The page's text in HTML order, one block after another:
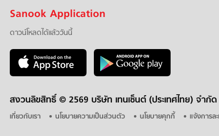
Sanook Application
ดาวน์โหลดได้แล้ววันนี้
สงวนลิขสิทธิ์ © 2569 บริษัท เทนเซ็นต์ (ประเทศไทย) จำกัด
เกี่ยวกับเรา นโยบายความเป็นส่วนตัว นโยบายคุกกี้ แจ้งการล